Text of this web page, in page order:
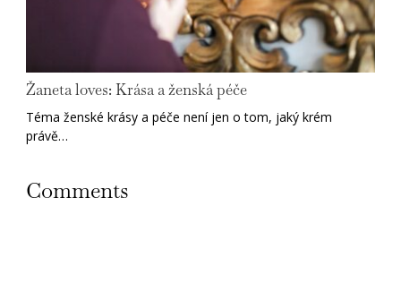
Žaneta loves: Krása a ženská péče
Téma ženské krásy a péče není jen o tom, jaký krém
právě…
Comments